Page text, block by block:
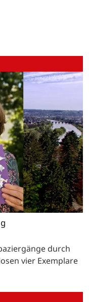
durch
vier Exemplare